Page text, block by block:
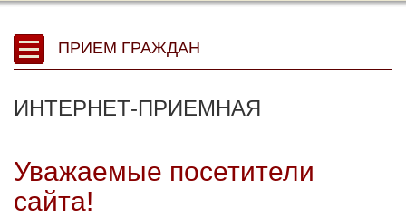
ПРИЕМ ГРАЖДАН
ИНТЕРНЕТ-ПРИЕМНАЯ
Уважаемые посетители
сайта!